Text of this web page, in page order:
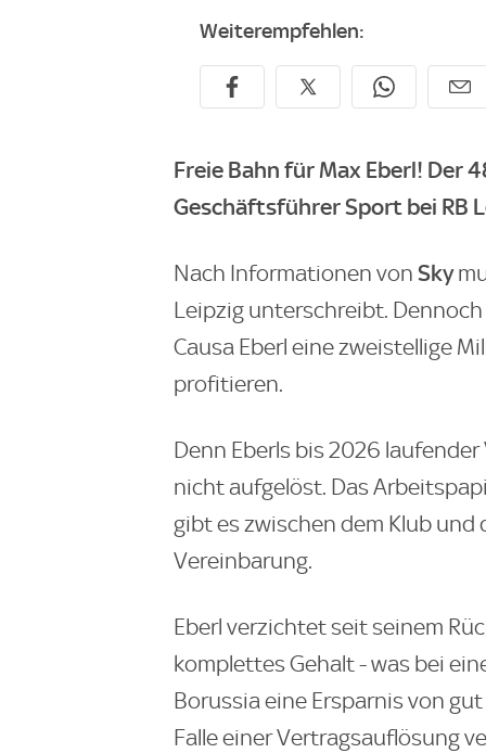
Weiterempfehlen:
Freie Bahn für Max Eberl! Der
Geschäftsführer Sport bei RB
Nach Informationen von Sky
Leipzig unterschreibt.
Causa Eberl eine zweistellige
profitieren.
Denn Eberls bis 2026
nicht aufgelöst. Das
gibt es zwischen dem Klub
Vereinbarung.
Eberl verzichtet seit seinem
komplettes Gehalt - was bei
Borussia eine Ersparnis von
Falle einer Vertragsauflösung